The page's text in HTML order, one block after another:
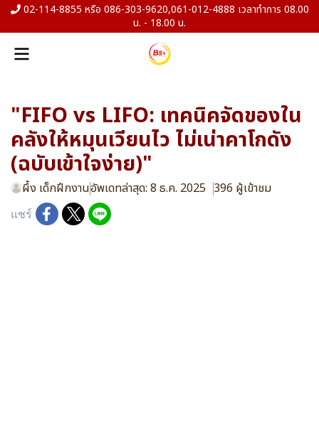
02-114-8855 หรือ 086-303-9620,061-012-4888 เวลาทำการ 08.00
น. - 18.00 น.
"FIFO vs LIFO: เทคนิคจัดของใน
คลังให้หมุนเวียนไว ไม่เน่าคาโกดัง
(ฉบับเข้าใจง่าย)"
ผึ้ง เด็กฝึกงานอัพเดทล่าสุด: 8 ธ.ค. 2025 396 ผู้เข้าชม
แชร์